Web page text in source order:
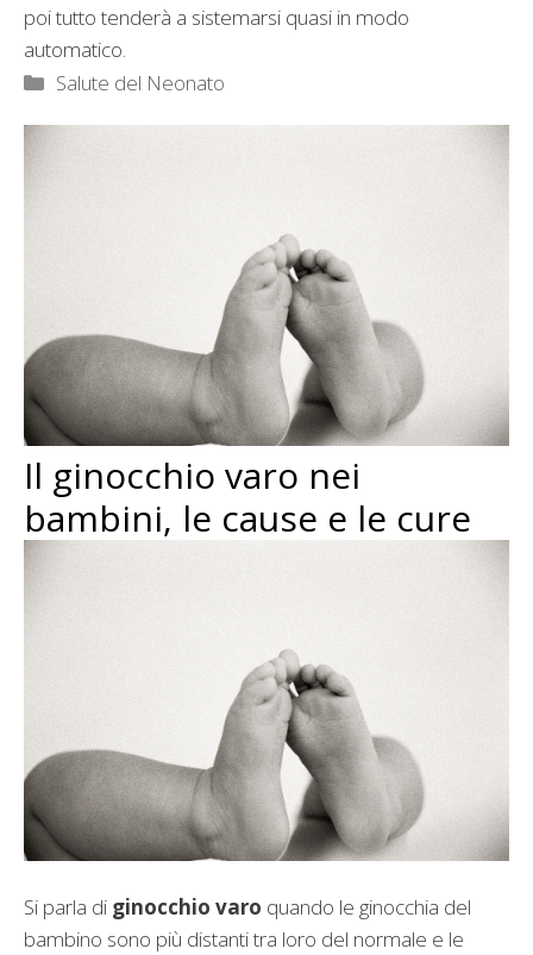
poi tutto tenderà a sistemarsi quasi in modo
automatico.
Categorie
Salute del Neonato
Il ginocchio varo nei
bambini, le cause e le cure
Si parla di ginocchio varo quando le ginocchia del
bambino sono più distanti tra loro del normale e le